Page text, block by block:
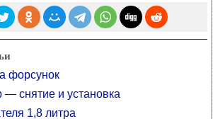
форсунок
снятие и установка
1,8 литра